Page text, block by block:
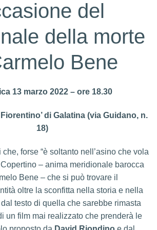
del
della morte
Bene
13 marzo 2022 – ore 18.30
di Galatina (via Guidano, n.
18)
forse “è soltanto nell’asino che vola
– anima meridionale barocca
Bene – che si può trovare il
oltre la sconfitta nella storia e nella
testo di quella che sarebbe rimasta
un film mai realizzato che prenderà le